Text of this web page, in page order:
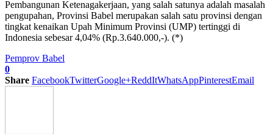
Pembangunan Ketenagakerjaan, yang salah satunya adalah masalah
pengupahan, Provinsi Babel merupakan salah satu provinsi dengan
tingkat kenaikan Upah Minimum Provinsi (UMP) tertinggi di
Indonesia sebesar 4,04% (Rp.3.640.000,-). (*)
Pemprov Babel
0
Share FacebookTwitterGoogle+ReddItWhatsAppPinterestEmail